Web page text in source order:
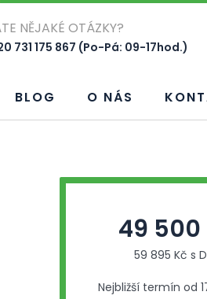
NĚJAKÉ OTÁZKY?
731 175 867 (Po-Pá: 09-17hod.)
BLOG O NÁS
49 500
59 895 Kč s
Nejbližší termín od